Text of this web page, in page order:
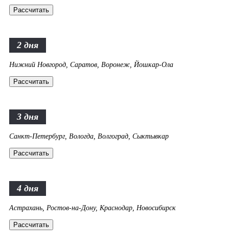
Рассчитать
2 дня
Нижний Новгород, Саратов, Воронеж, Йошкар-Ола
Рассчитать
3 дня
Санкт-Петербург, Вологда, Волгоград, Сыктывкар
Рассчитать
4 дня
Астрахань, Ростов-на-Дону, Краснодар, Новосибирск
Рассчитать